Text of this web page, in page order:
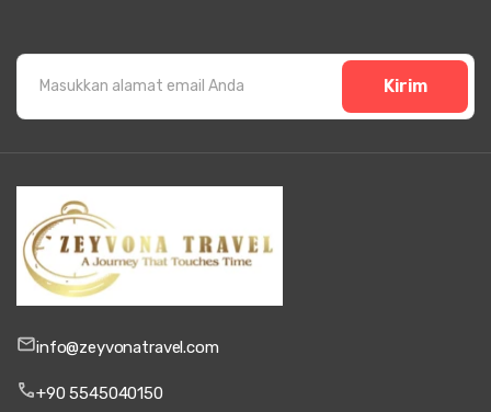
Kirim
info@zeyvonatravel.com
+90 5545040150